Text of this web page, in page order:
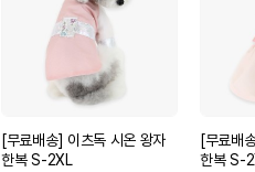
[무료배송] 이츠독 시온 왕자
한복 S-2XL
[무료배
한복 S-